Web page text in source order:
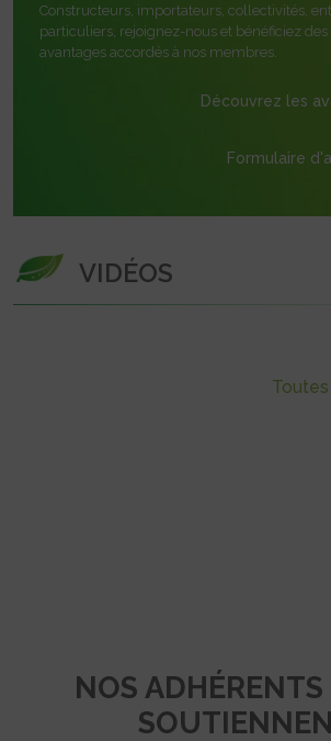
Constructeurs, importateurs, collectivités,
particuliers, rejoignez-nous et bénéficiez
avantages accordés à nos membres.
Découvrez les
Formulaire
VIDÉOS
NOS